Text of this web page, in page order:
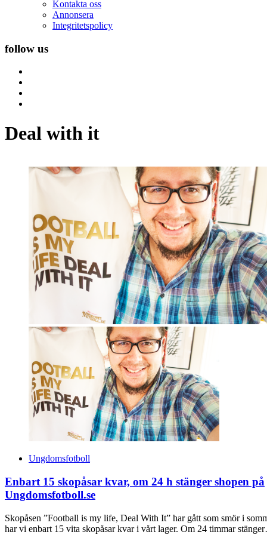
Kontakta oss
Annonsera
Integritetspolicy
follow us
Deal with it
Ungdomsfotboll
Enbart 15 skopåsar kvar, om 24 h stänger shopen på
Ungdomsfotboll.se
Skopåsen ”Football is my life, Deal With It” har gått som smör i
har vi enbart 15 vita skopåsar kvar i vårt lager. Om 24 timmar